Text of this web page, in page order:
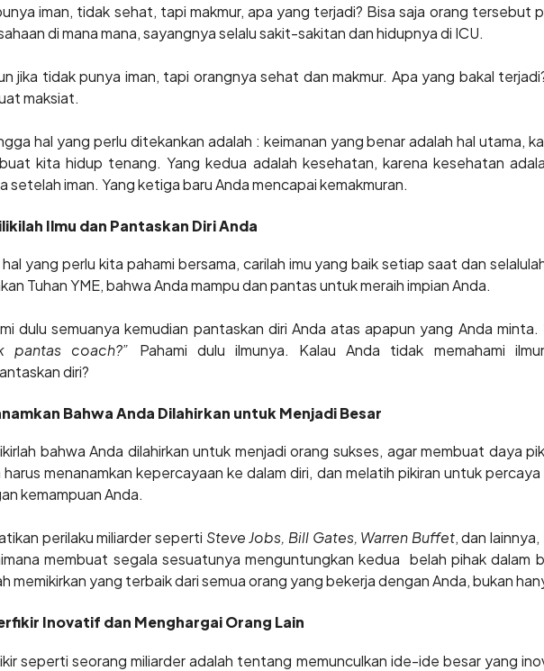
iman, tidak sehat, tapi makmur, apa yang terjadi? Bisa saja orang tersebut
di mana mana, sayangnya selalu sakit-sakitan dan hidupnya di ICU.
jika tidak punya iman, tapi orangnya sehat dan makmur. Apa yang bakal
maksiat.
hal yang perlu ditekankan adalah : keimanan yang benar adalah hal utama,
kita hidup tenang. Yang kedua adalah kesehatan, karena kesehatan
setelah iman. Yang ketiga baru Anda mencapai kemakmuran.
Ilmu dan Pantaskan Diri Anda
yang perlu kita pahami bersama, carilah imu yang baik setiap saat dan
Tuhan YME, bahwa Anda mampu dan pantas untuk meraih impian Anda.
dulu semuanya kemudian pantaskan diri Anda atas apapun yang Anda minta.
pantas coach?” Pahami dulu ilmunya. Kalau Anda tidak memahami
diri?
Bahwa Anda Dilahirkan untuk Menjadi Besar
bahwa Anda dilahirkan untuk menjadi orang sukses, agar membuat daya
harus menanamkan kepercayaan ke dalam diri, dan melatih pikiran untuk
kemampuan Anda.
perilaku miliarder seperti Steve Jobs, Bill Gates, Warren Buffet, dan
membuat segala sesuatunya menguntungkan kedua belah pihak dalam
memikirkan yang terbaik dari semua orang yang bekerja dengan Anda, bukan
Inovatif dan Menghargai Orang Lain
seperti seorang miliarder adalah tentang memunculkan ide-ide besar yang